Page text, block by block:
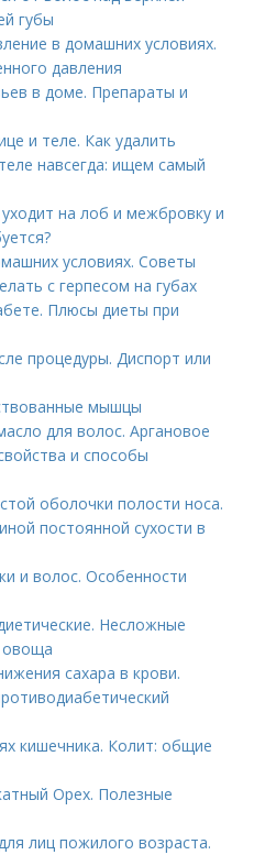
губы
в домашних условиях.
давления
в доме. Препараты и
и теле. Как удалить
навсегда: ищем самый
на лоб и межбровку и
условиях. Советы
с герпесом на губах
Плюсы диеты при
процедуры. Диспорт или
мышцы
для волос. Аргановое
и способы
оболочки полости носа.
постоянной сухости в
и волос. Особенности
Несложные
овоща
сахара в крови.
кишечника. Колит: общие
Орех. Полезные
лиц пожилого возраста.